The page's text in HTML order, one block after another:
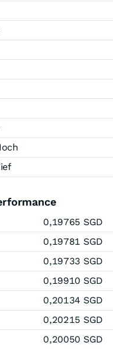
0,19765 SGD
0,19781 SGD
0,19733 SGD
0,19910 SGD
0,20134 SGD
0,20215 SGD
0,20050 SGD